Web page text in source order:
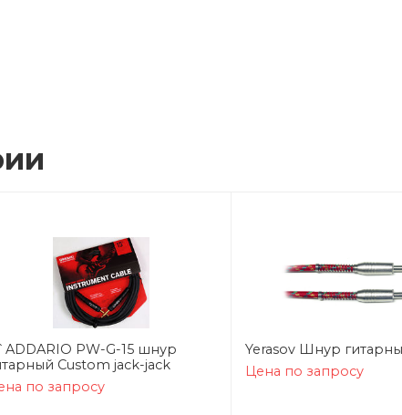
PW-G-15 шнур
Custom jack-jack
по запросу
Yerasov Шнур
Цена по запросу